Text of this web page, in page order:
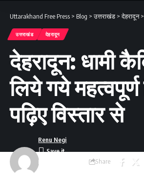
Uttarakhand Free Press > Blog >उत्तराखंड >देहरादून
उत्तराखंड देहरादून
देहरादून: धामी
लिये गये महत्वपूर्ण
पढ़िए विस्तार से
Last updated:
Renu Negi
Share